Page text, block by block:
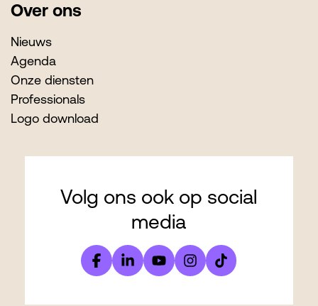
Over ons
Nieuws
Agenda
Onze diensten
Professionals
Logo download
Volg ons ook op social
media